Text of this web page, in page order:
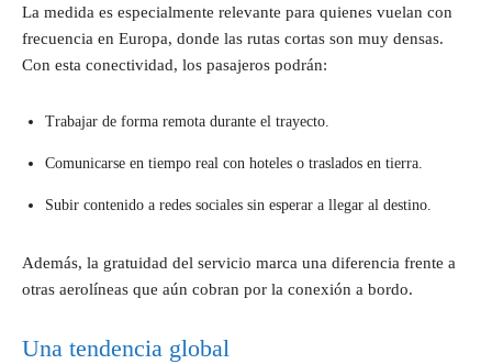
La medida es especialmente relevante para quienes vuelan con
frecuencia en Europa, donde las rutas cortas son muy densas.
Con esta conectividad, los pasajeros podrán:
Trabajar de forma remota durante el trayecto.
Comunicarse en tiempo real con hoteles o traslados en tierra.
Subir contenido a redes sociales sin esperar a llegar al destino.
Además, la gratuidad del servicio marca una diferencia frente a
otras aerolíneas que aún cobran por la conexión a bordo.
Una tendencia global